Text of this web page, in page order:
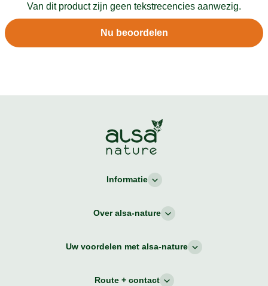
Van dit product zijn geen tekstrecencies aanwezig.
Nu beoordelen
Informatie
Over alsa-nature
Uw voordelen met alsa-nature
Route + contact